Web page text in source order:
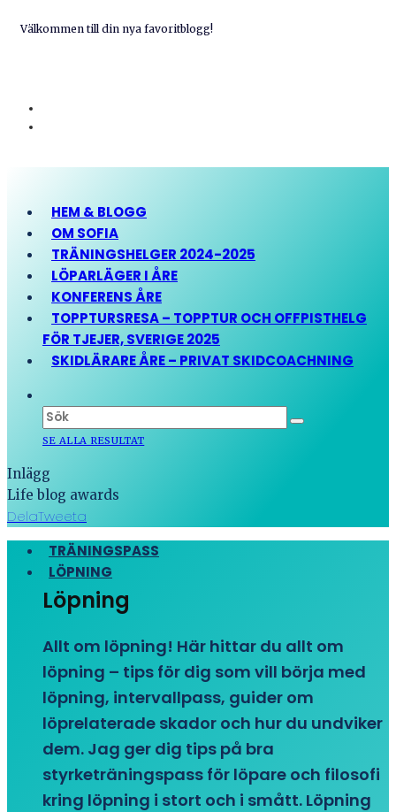
Välkommen till din nya favoritblogg!
HEM & BLOGG
OM SOFIA
TRÄNINGSHELGER 2024-2025
LÖPARLÄGER I ÅRE
KONFERENS ÅRE
TOPPTURSRESA – TOPPTUR OCH OFFPISTHELG
FÖR TJEJER, SVERIGE 2025
SKIDLÄRARE ÅRE – PRIVAT SKIDCOACHNING
SE ALLA RESULTAT
Inlägg
Life blog awards
DelaTweeta
TRÄNINGSPASS
LÖPNING
Löpning
Allt om löpning! Här hittar du allt om
löpning – tips för dig som vill börja med
löpning, intervallpass, guider om
löprelaterade skador och hur du undviker
dem. Jag ger dig tips på bra
styrketräningspass för löpare och filosofi
kring löpning i stort och i smått. Löpning